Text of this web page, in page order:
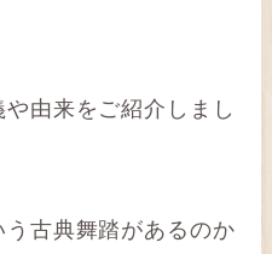
由来をご紹介しまし
古典舞踏があるのか